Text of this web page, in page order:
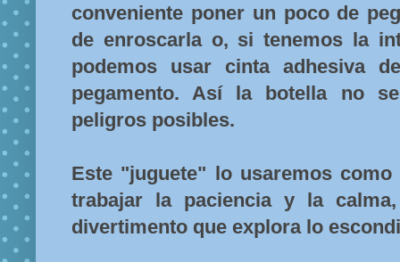
conveniente poner un poco de
de enroscarla o, si tenemos la
podemos usar cinta adhesiva
pegamento. Así la botella no
peligros posibles.
Este "juguete" lo usaremos
trabajar la paciencia y la
divertimento que explora lo